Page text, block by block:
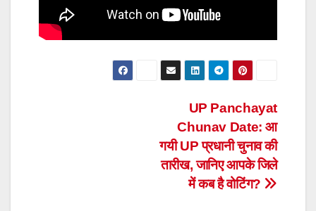
UP Panchayat
Chunav Date: आ
गयी UP प्रधानी चुनाव की
तारीख, जानिए आपके जिले
में कब है वोटिंग?